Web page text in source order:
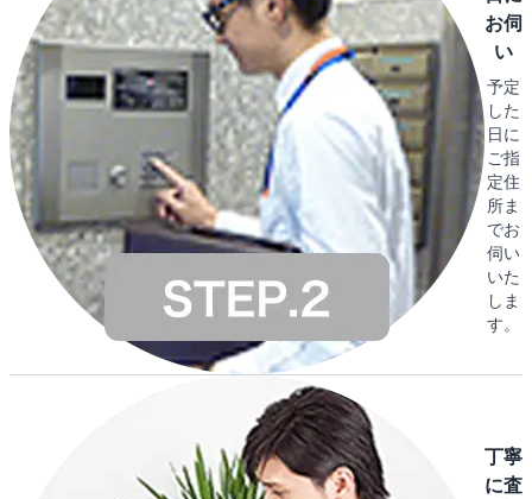
お伺
い
予定
した
日に
ご指
定住
所ま
でお
伺い
いた
しま
す。
丁寧
に査